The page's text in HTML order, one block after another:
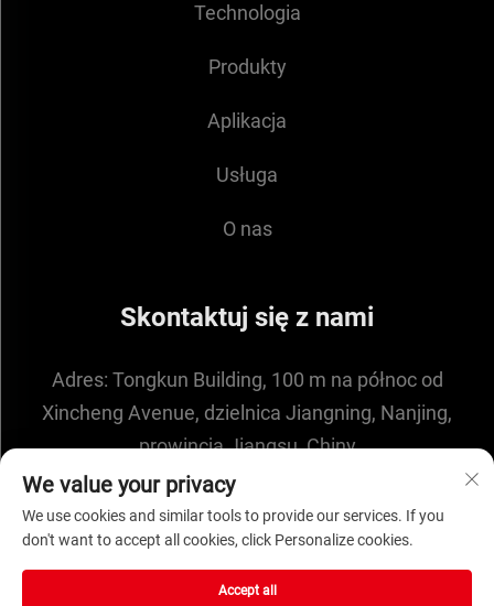
Technologia
Produkty
Aplikacja
Usługa
O nas
Skontaktuj się z nami
Adres: Tongkun Building, 100 m na północ od
Xincheng Avenue, dzielnica Jiangning, Nanjing,
prowincja Jiangsu, Chiny
E-mail: [email protected]
Prawa autorskie © 2025 przez NANJING ENIGMA
We value your privacy
We use cookies and similar tools to provide our services. If you
don't want to accept all cookies, click Personalize cookies.
Accept all